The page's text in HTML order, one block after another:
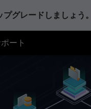
グレードしましょう。
ート